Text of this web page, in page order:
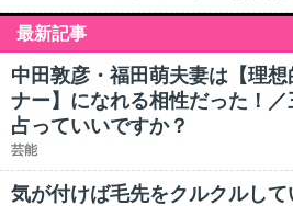
最新記事
中田敦彦・福田萌夫妻は【理
ナー】になれる相性だった！
占っていいですか？
芸能
気が付けば毛先をクルクルし